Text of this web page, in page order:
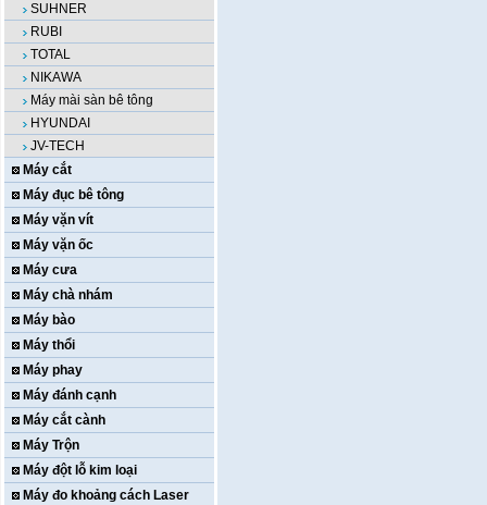
SUHNER
RUBI
TOTAL
NIKAWA
Máy mài sàn bê tông
HYUNDAI
JV-TECH
Máy cắt
Máy đục bê tông
Máy vặn vít
Máy vặn ốc
Máy cưa
Máy chà nhám
Máy bào
Máy thổi
Máy phay
Máy đánh cạnh
Máy cắt cành
Máy Trộn
Máy đột lỗ kim loại
Máy đo khoảng cách Laser